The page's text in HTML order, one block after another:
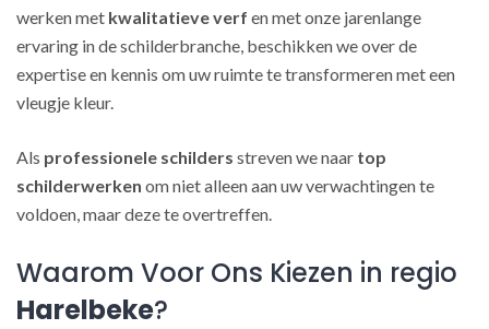
werken met kwalitatieve verf en met onze jarenlange
ervaring in de schilderbranche, beschikken we over de
expertise en kennis om uw ruimte te transformeren met een
vleugje kleur.
Als professionele schilders streven we naar top
schilderwerken om niet alleen aan uw verwachtingen te
voldoen, maar deze te overtreffen.
Waarom Voor Ons Kiezen in regio
Harelbeke?